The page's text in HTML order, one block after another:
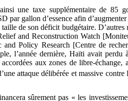
une taxe supplémentaire de 85
gallon d’essence afin d’augmenter
de son déficit budgétaire. D’autres
and Reconstruction Watch
Policy Research [Centre de
l’année dernière, Haïti avait perdu
aux zones de libre-échange,
attaque délibérée et massive
sûrement pas « les